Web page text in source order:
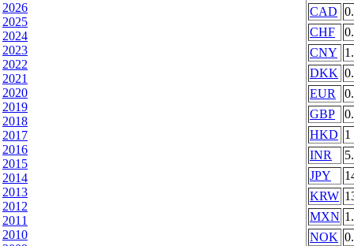
2026
2025
2024
2023
2022
2021
2020
2019
2018
2017
2016
2015
2014
2013
2012
2011
2010
CAD
CHF
CNY
DKK
EUR
GBP
HKD 1
INR
JPY
KRW
MXN
NOK